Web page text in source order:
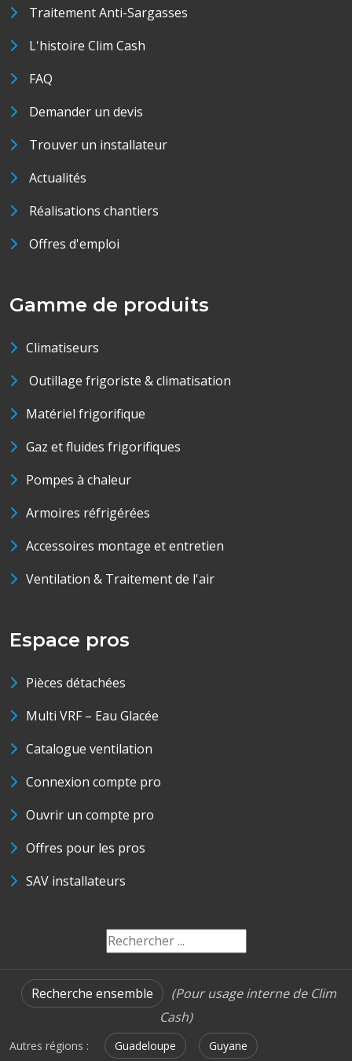
Traitement Anti-Sargasses
L'histoire Clim Cash
FAQ
Demander un devis
Trouver un installateur
Actualités
Réalisations chantiers
Offres d'emploi
Gamme de produits
Climatiseurs
Outillage frigoriste & climatisation
Matériel frigorifique
Gaz et fluides frigorifiques
Pompes à chaleur
Armoires réfrigérées
Accessoires montage et entretien
Ventilation & Traitement de l'air
Espace pros
Pièces détachées
Multi VRF – Eau Glacée
Catalogue ventilation
Connexion compte pro
Ouvrir un compte pro
Offres pour les pros
SAV installateurs
Recherche ensemble
(Pour usage interne de Clim
Cash)
Autres régions : Guadeloupe Guyane